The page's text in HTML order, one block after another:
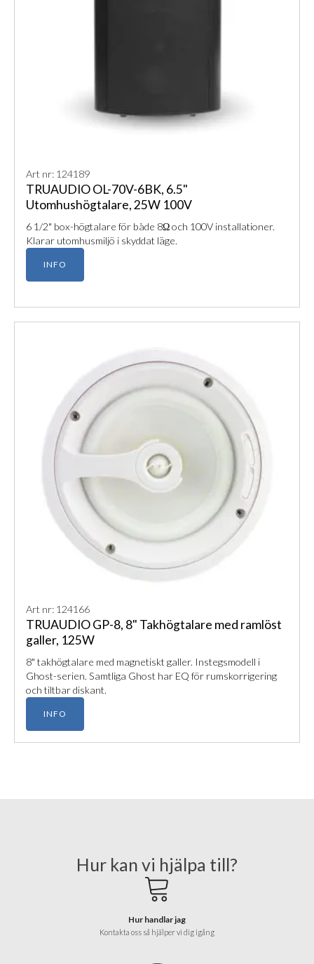
Art nr: 124189
TRUAUDIO OL-70V-6BK, 6.5"
Utomhushögtalare, 25W 100V
6 1/2" box-högtalare för både 8Ω och 100V installationer.
Klarar utomhusmiljö i skyddat läge.
INFO
Art nr: 124166
TRUAUDIO GP-8, 8" Takhögtalare med ramlöst
galler, 125W
8" takhögtalare med magnetiskt galler. Instegsmodell i
Ghost-serien. Samtliga Ghost har EQ för rumskorrigering
och tiltbar diskant.
INFO
Hur kan vi hjälpa till?
Hur handlar jag
Kontakta oss så hjälper vi dig igång